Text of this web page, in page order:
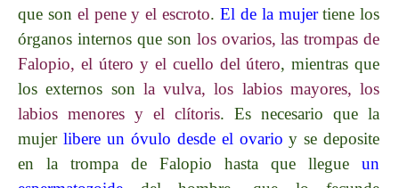
que son el pene y el escroto. El de la mujer tiene los
órganos internos que son los ovarios, las trompas de
Falopio, el útero y el cuello del útero, mientras que
los externos son la vulva, los labios mayores, los
labios menores y el clítoris. Es necesario que la
mujer libere un óvulo desde el ovario y se deposite
en la trompa de Falopio hasta que llegue
un